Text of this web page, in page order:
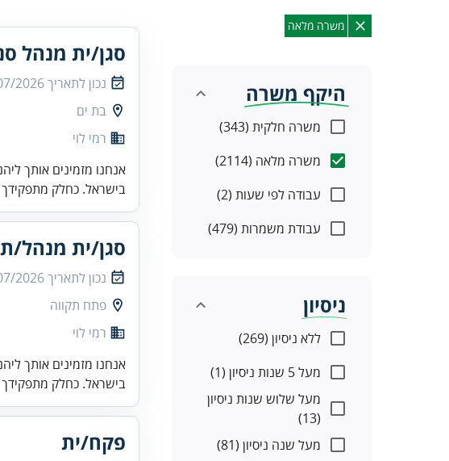
משרה מלאה
היקף משרה
משרה חלקית (343)
משרה מלאה (2114)
עבודה לפי שעות (2)
עבודת משמרות (479)
ניסיון
ללא ניסיון (269)
מעל 5 שנות ניסיון (1)
מעל שלוש שנות ניסיון
(13)
מעל שנה ניסיון (81)
סגן/ית מנהל
נכון לתאריך2026
בת ים
רמי לוי
אנחנו מזמינים אותך
בישראל. כחלק מתפקידך
סגן/ית מנהל/
נכון לתאריך2026
פתח תקווה
רמי לוי
אנחנו מזמינים אותך
בישראל. כחלק מתפקידך
פקח/ית